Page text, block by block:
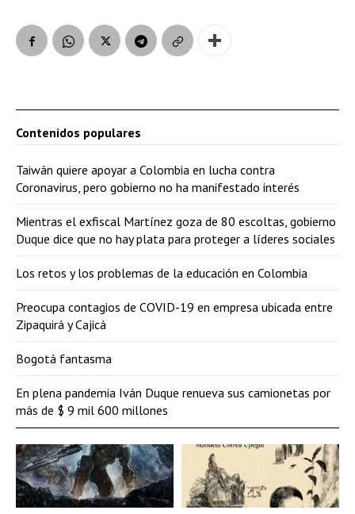
Contenidos populares
Taiwán quiere apoyar a Colombia en lucha contra
Coronavirus, pero gobierno no ha manifestado interés
Mientras el exfiscal Martínez goza de 80 escoltas, gobierno
Duque dice que no hay plata para proteger a líderes sociales
Los retos y los problemas de la educación en Colombia
Preocupa contagios de COVID-19 en empresa ubicada entre
Zipaquirá y Cajicá
Bogotá fantasma
En plena pandemia Iván Duque renueva sus camionetas por
más de $ 9 mil 600 millones